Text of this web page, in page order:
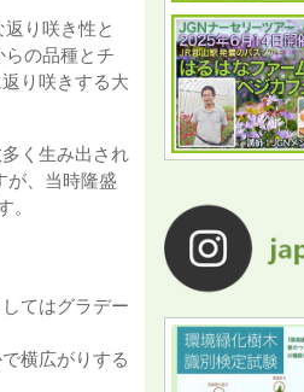
り咲き性と
の品種とチ
り咲きする大
く生み出され
が、当時隆盛
てはグラデー
横広がりする